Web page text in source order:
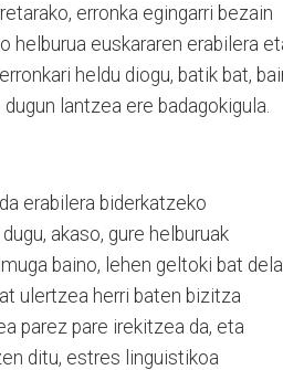
erronka egingarri bezain
helburua euskararen erabilera
heldu diogu, batik bat,
lantzea ere badagokigula.
erabilera biderkatzeko
akaso, gure helburuak
baino, lehen geltoki bat
ulertzea herri baten bizitza
parez pare irekitzea da, eta
ditu, estres linguistikoa